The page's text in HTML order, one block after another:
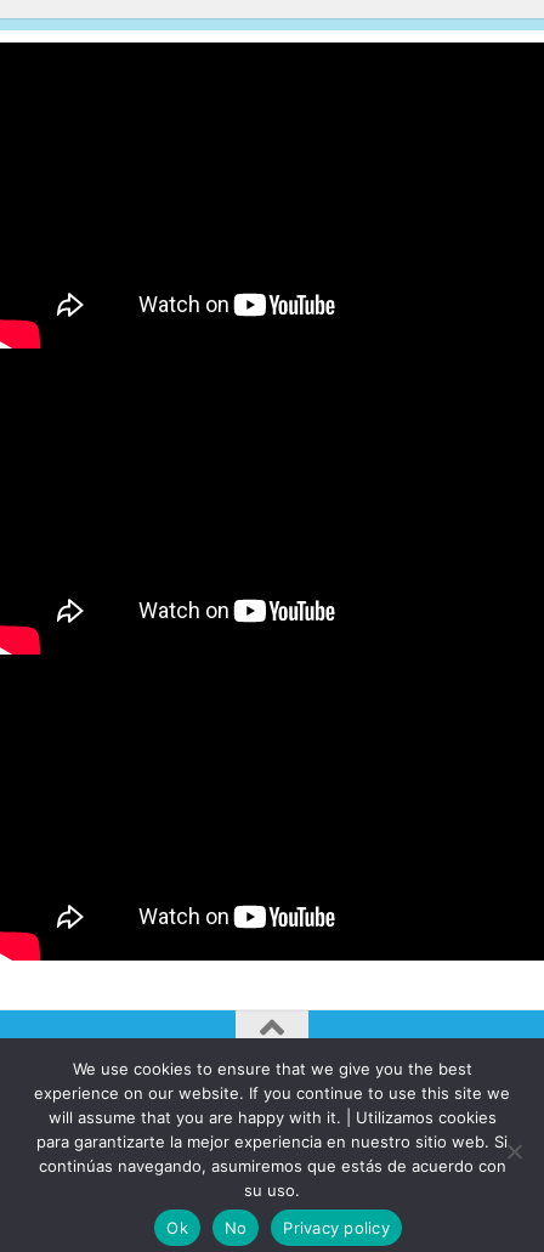
AUTOGIRO/el giro del arte actual © JAVIER MARTINEZ 2026. All
Rights Reserved.
Funciona con - Diseñado con elTema Hueman
We use cookies to ensure that we give you the best
experience on our website. If you continue to use this site we
will assume that you are happy with it. | Utilizamos cookies
para garantizarte la mejor experiencia en nuestro sitio web. Si
continúas navegando, asumiremos que estás de acuerdo con
su uso.
Ok
No Privacy policy